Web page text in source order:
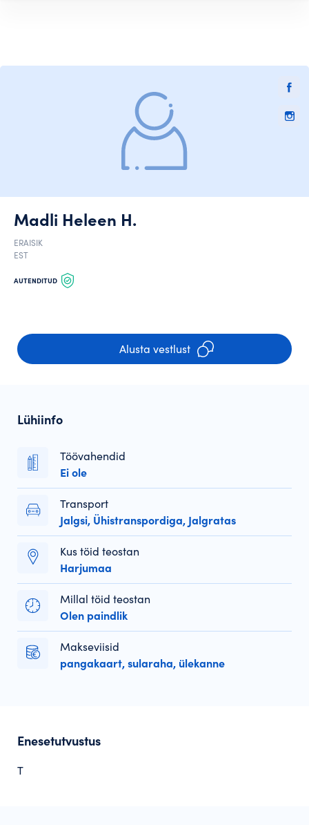
Madli Heleen H.
ERAISIK
EST
AUTENDITUD
Alusta vestlust
Lühiinfo
Töövahendid
Ei ole
Transport
Jalgsi, Ühistranspordiga, Jalgratas
Kus töid teostan
Harjumaa
Millal töid teostan
Olen paindlik
Makseviisid
pangakaart, sularaha, ülekanne
Enesetutvustus
T